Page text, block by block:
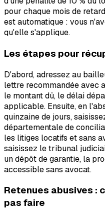
pour chaque mois de
est automatique : vous
qu'elle s'applique.
Les étapes pour
D'abord, adressez au
lettre recommandée avec
le montant dû, le délai
applicable. Ensuite, en
quinzaine de jours,
départementale de
les litiges locatifs et sans
saisissez le tribunal
un dépôt de garantie, la
accessible sans avocat.
Retenues abusives :
pas faire